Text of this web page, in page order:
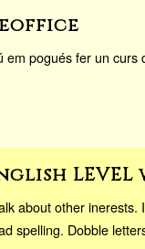
em pogués fer un curs
about other
spelling. Dobble